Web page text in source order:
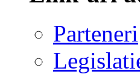
Parteneri